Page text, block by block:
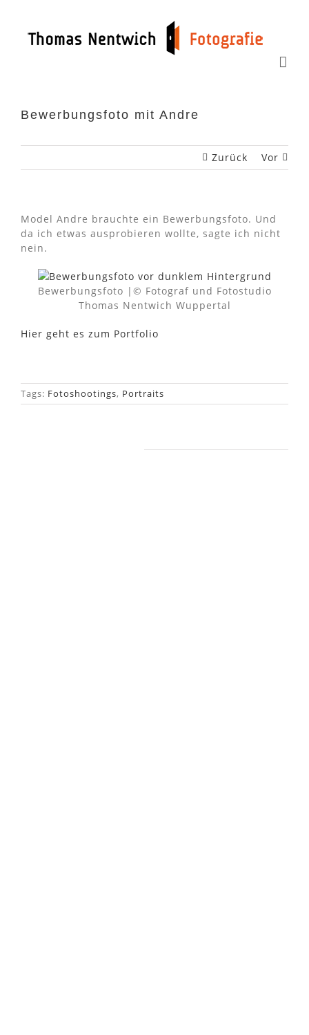
springen
Bewerbungsfoto mit Andre
Zurück Vor
Model Andre brauchte ein Bewerbungsfoto. Und
da ich etwas ausprobieren wollte, sagte ich nicht
nein.
Bewerbungsfoto |© Fotograf und Fotostudio
Thomas Nentwich Wuppertal
Hier geht es zum Portfolio
Tags: Fotoshootings, Portraits